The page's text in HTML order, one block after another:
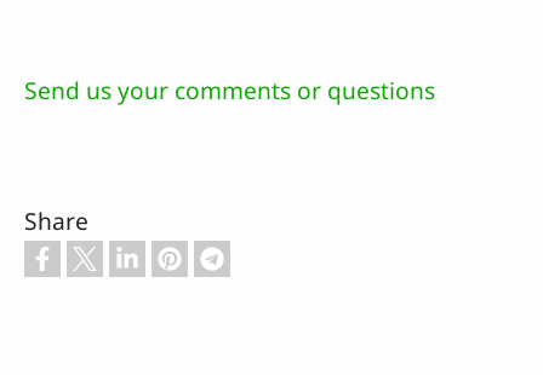
Send us your comments or questions
Share